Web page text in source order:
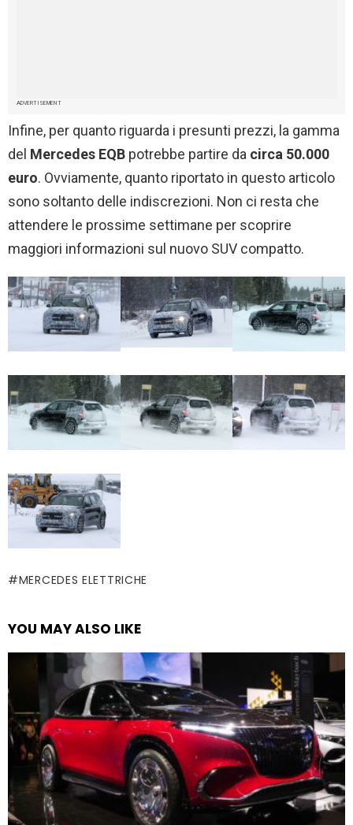
ADVERTISEMENT
Infine, per quanto riguarda i presunti prezzi, la gamma
del Mercedes EQB potrebbe partire da circa 50.000
euro. Ovviamente, quanto riportato in questo articolo
sono soltanto delle indiscrezioni. Non ci resta che
attendere le prossime settimane per scoprire
maggiori informazioni sul nuovo SUV compatto.
MERCEDES ELETTRICHE
YOU MAY ALSO LIKE